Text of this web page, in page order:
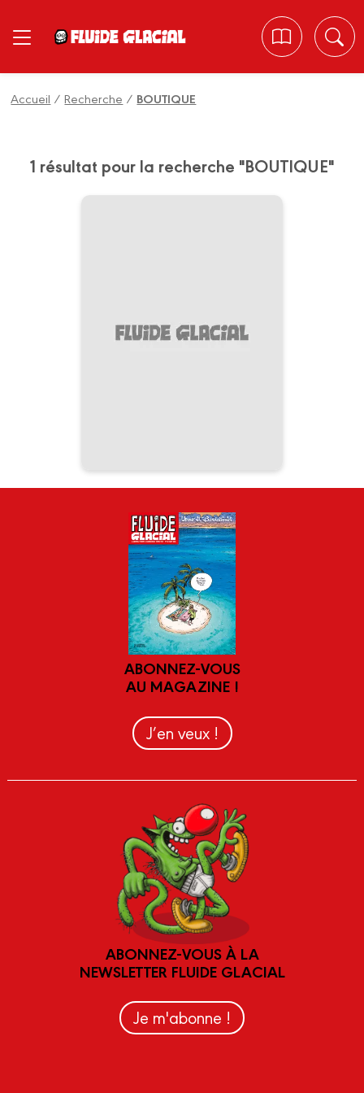
Accueil /Recherche / BOUTIQUE
1 résultat pour la recherche "BOUTIQUE"
STICKERS 50 ANS
Date de parution :
06/11/2024
ABONNEZ-VOUS
AU MAGAZINE !
J’en veux !
ABONNEZ-VOUS À LA
NEWSLETTER FLUIDE GLACIAL
Je m'abonne !